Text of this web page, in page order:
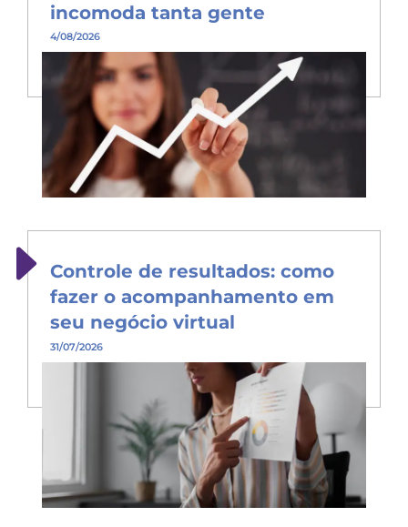
incomoda tanta gente
4/08/2026
Controle de resultados: como
fazer o acompanhamento em
seu negócio virtual
31/07/2026